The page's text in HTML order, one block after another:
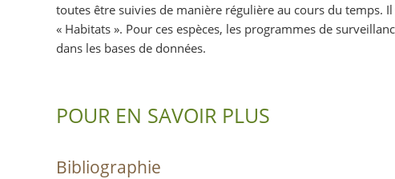
toutes être suivies de manière régulière au cours du temps. Il
« Habitats ». Pour ces espèces, les programmes de
dans les bases de données.
POUR EN SAVOIR PLUS
Bibliographie